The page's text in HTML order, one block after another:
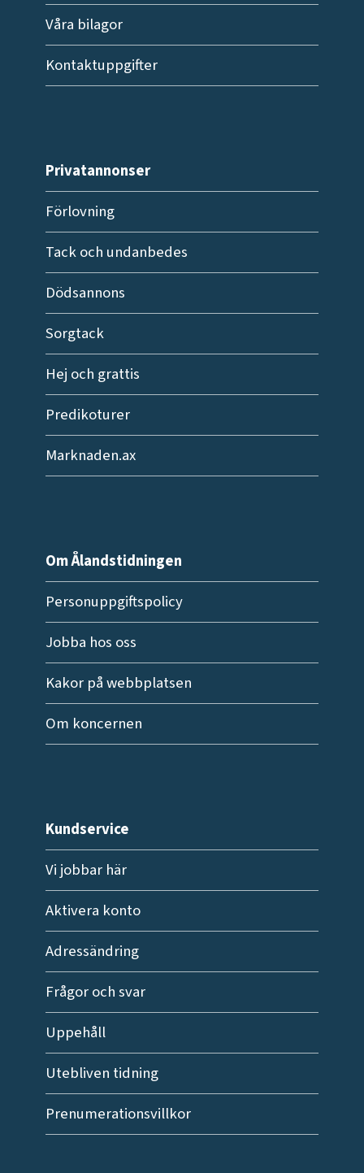
Våra bilagor
Kontaktuppgifter
Privatannonser
Förlovning
Tack och undanbedes
Dödsannons
Sorgtack
Hej och grattis
Predikoturer
Marknaden.ax
Om Ålandstidningen
Personuppgiftspolicy
Jobba hos oss
Kakor på webbplatsen
Om koncernen
Kundservice
Vi jobbar här
Aktivera konto
Adressändring
Frågor och svar
Uppehåll
Utebliven tidning
Prenumerationsvillkor